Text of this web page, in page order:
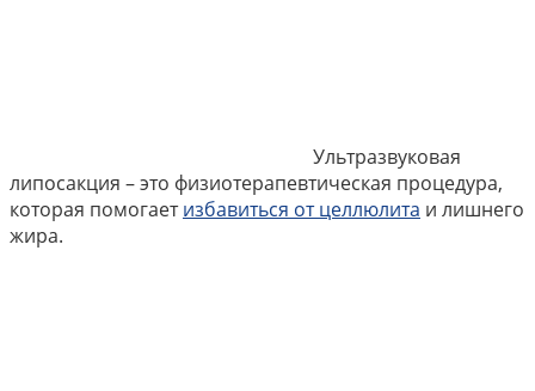
Ультразвуковая
липосакция – это физиотерапевтическая процедура,
которая помогаетизбавиться от целлюлита и лишнего
жира.